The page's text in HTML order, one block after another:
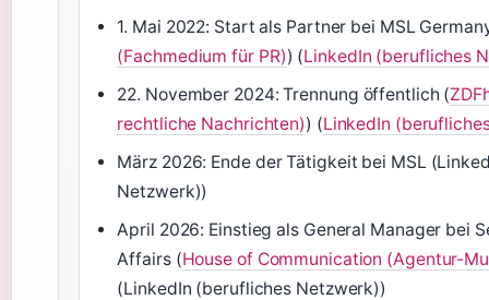
1. Mai 2022: Start als Partner bei MSL
(Fachmedium für PR)) (LinkedIn (berufliches
22. November 2024: Trennung öffentlich (
rechtliche Nachrichten)) (LinkedIn
März 2026: Ende der Tätigkeit bei MSL
Netzwerk))
April 2026: Einstieg als General Manager bei
Affairs (House of Communication (Agentur-
(LinkedIn (berufliches Netzwerk))